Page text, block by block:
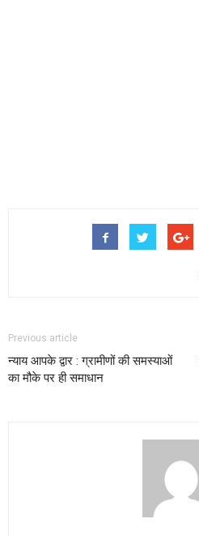
Previous article
न्याय आपके द्वार : ग्रामीणों की समस्याओं
का मौके पर ही समाधान